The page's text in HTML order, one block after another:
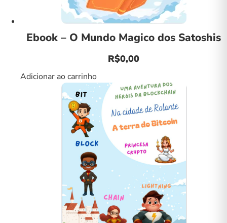
Ebook – O Mundo Magico dos Satoshis
R$0,00
Adicionar ao carrinho